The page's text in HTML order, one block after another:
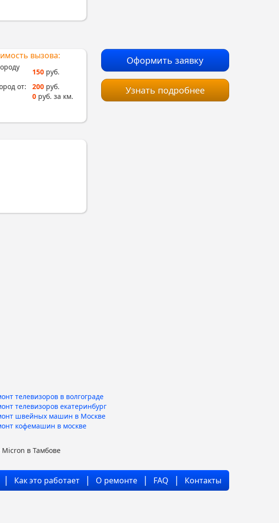
вызова:
150руб.
от:
200руб.
0руб. за км.
Оформить заявку
Узнать подробнее
телевизоров в волгограде
телевизоров екатеринбург
швейных машин в Москве
кофемашин в москве
в Тамбове
Как это работает О ремонте FAQ Контакты